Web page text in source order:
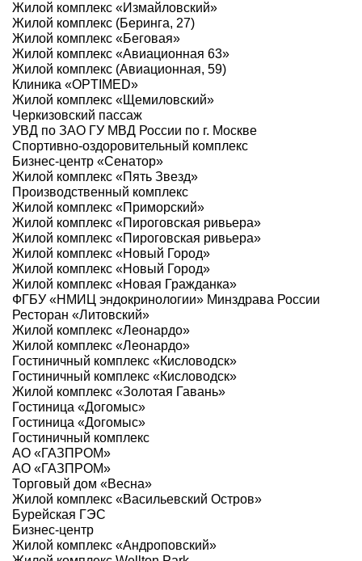
Жилой комплекс «‎Измайловский»‎
Жилой комплекс (Беринга, 27)
Жилой комплекс «‎Беговая»‎
Жилой комплекс «‎Авиационная 63»‎
Жилой комплекс (Авиационная, 59)
Клиника «OPTIMED»
Жилой комплекс «Щемиловский»
Черкизовский пассаж
УВД по ЗАО ГУ МВД России по г. Москве
Спортивно-оздоровительный комплекс
Бизнес-центр «Сенатор»
Жилой комплекс «Пять Звезд»
Производственный комплекс
Жилой комплекс «Приморский»
Жилой комплекс «Пироговская ривьера»
Жилой комплекс «Пироговская ривьера»
Жилой комплекс «Новый Город»
Жилой комплекс «Новый Город»
Жилой комплекс «Новая Гражданка»
ФГБУ «НМИЦ эндокринологии» Минздрава России
Ресторан «Литовский»
Жилой комплекс «Леонардо»
Жилой комплекс «Леонардо»
Гостиничный комплекс «Кисловодск»
Гостиничный комплекс «Кисловодск»
Жилой комплекс «Золотая Гавань»
Гостиница «Догомыс»
Гостиница «Догомыс»
Гостиничный комплекс
АО «ГАЗПРОМ»
АО «ГАЗПРОМ»
Торговый дом «Весна»
Жилой комплекс «Васильевский Остров»
Бурейская ГЭС
Бизнес-центр
Жилой комплекс «Андроповский»